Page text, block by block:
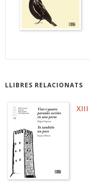
LLIBRES RELACIONATS
XIII